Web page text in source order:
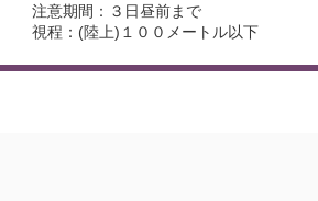
注意期間：３日昼前まで
視程：(陸上)１００メートル以下